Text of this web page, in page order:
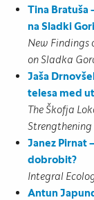
Tina Bratuša
na Sladki Gori
New Findings
on Sladka
Jaša
telesa med
The Škofja
Janez Pirnat
dobrobit?
Integral
Antun